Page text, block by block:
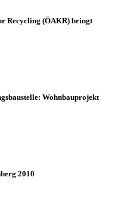
Recycling (ÖAKR) bringt
Wohnbauprojekt
2010